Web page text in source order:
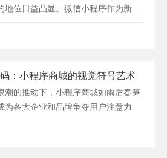
地位日益凸显。微信小程序作为新...
：小程序商城的视觉符号艺术
潮的推动下，小程序商城如雨后春笋
为各大企业和品牌争夺用户注意力